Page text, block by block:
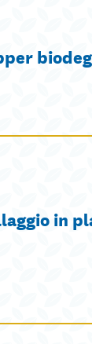
in